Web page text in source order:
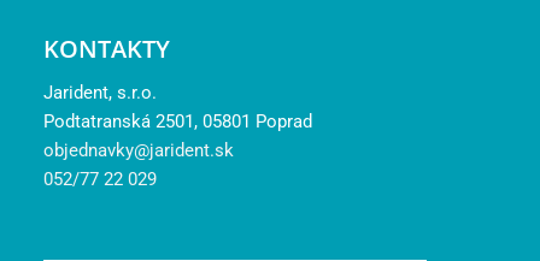
KONTAKTY
Jarident, s.r.o.
Podtatranská 2501, 05801 Poprad
objednavky@jarident.sk
052/77 22 029